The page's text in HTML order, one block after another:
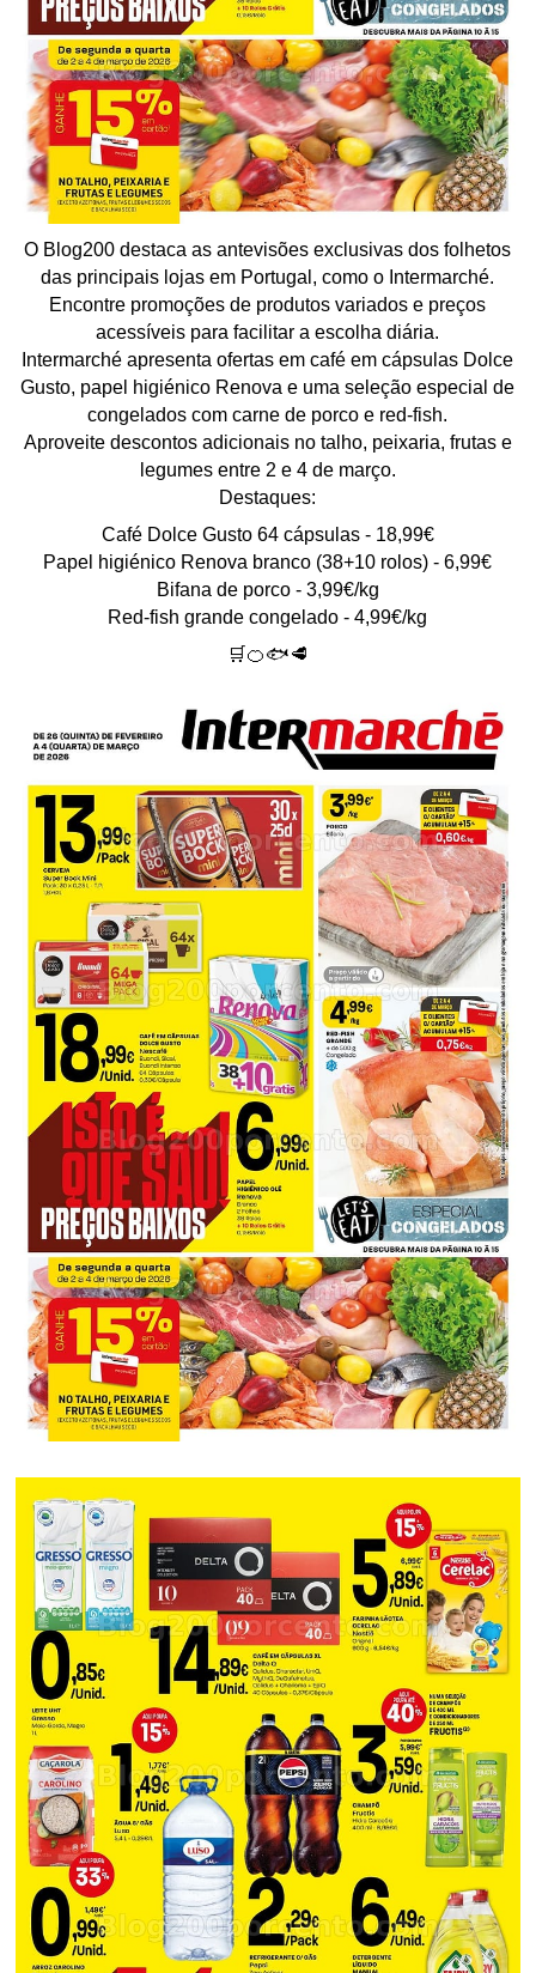
O Blog200 destaca as antevisões exclusivas dos folhetos
das principais lojas em Portugal, como o Intermarché.
Encontre promoções de produtos variados e preços
acessíveis para facilitar a escolha diária.
Intermarché apresenta ofertas em café em cápsulas Dolce
Gusto, papel higiénico Renova e uma seleção especial de
congelados com carne de porco e red-fish.
Aproveite descontos adicionais no talho, peixaria, frutas e
legumes entre 2 e 4 de março.
Destaques:
Café Dolce Gusto 64 cápsulas - 18,99€
Papel higiénico Renova branco (38+10 rolos) - 6,99€
Bifana de porco - 3,99€/kg
Red-fish grande congelado - 4,99€/kg
🛒🍊🐟🥩